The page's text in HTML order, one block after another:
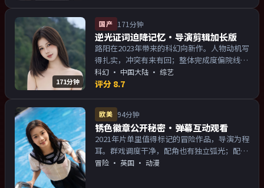
171分钟
国产 171分钟
逆光证词迫降记忆·导演剪辑加长版
路阳在2023年带来的科幻向新作。人物动机写
得扎实，冲突有来有回；整体完成度偏院线质
感。主演以演技派为主，适合喜欢强叙事与人
物关系的观众加入片单。
科幻 · 中国大陆 · 综艺
评分 8.7
欧美 94分钟
锈色徽章公开秘密·弹幕互动观看
2021年片单里值得标记的冒险作品，导演为程
耳。群戏调度干净，配角也有独立弧光；配乐
与画面气质统一。主演以演技派为主，适合喜
冒险 · 英国 · 动漫